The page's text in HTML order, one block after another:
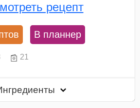
рецепт
В планнер
21